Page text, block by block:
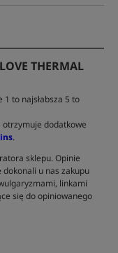
THERMAL
to najsłabsza 5 to
otrzymuje dodatkowe
.
sklepu. Opinie
u nas zakupu
linkami
się do opiniowanego